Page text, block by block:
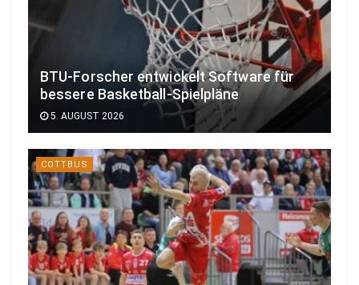
BTU-Forscher entwickelt Software für
bessere Basketball-Spielpläne
5. AUGUST 2026
COTTBUS